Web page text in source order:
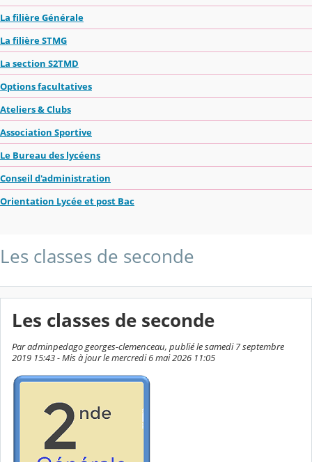
La filière Générale
La filière STMG
La section S2TMD
Options facultatives
Ateliers & Clubs
Association Sportive
Le Bureau des lycéens
Conseil d'administration
Orientation Lycée et post Bac
Les classes de seconde
Les classes de seconde
Par adminpedago georges-clemenceau, publié le samedi 7 septembre
2019 15:43 - Mis à jour le mercredi 6 mai 2026 11:05